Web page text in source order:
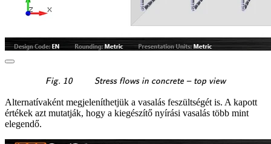
Fig. 10 Stress flows in concrete – top view
Alternatívaként megjeleníthetjük a vasalás feszültségét is. A kapott
értékek azt mutatják, hogy a kiegészítő nyírási vasalás több mint
elegendő.